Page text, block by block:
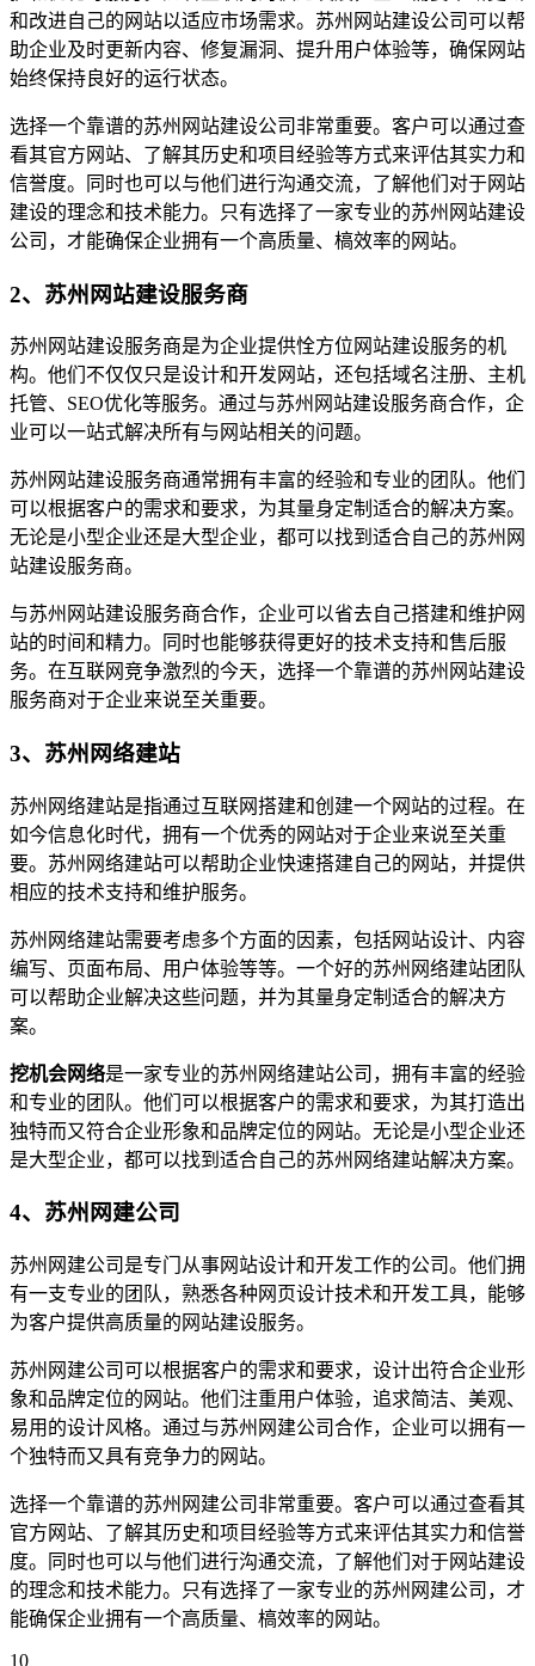
和改进自己的网站以适应市场需求。苏州网站建设公司可以帮
助企业及时更新内容、修复漏洞、提升用户体验等，确保网站
始终保持良好的运行状态。
选择一个靠谱的苏州网站建设公司非常重要。客户可以通过查
看其官方网站、了解其历史和项目经验等方式来评估其实力和
信誉度。同时也可以与他们进行沟通交流，了解他们对于网站
建设的理念和技术能力。只有选择了一家专业的苏州网站建设
公司，才能确保企业拥有一个高质量、槁效率的网站。
2、苏州网站建设服务商
苏州网站建设服务商是为企业提供恮方位网站建设服务的机
构。他们不仅仅只是设计和开发网站，还包括域名注册、主机
托管、SEO优化等服务。通过与苏州网站建设服务商合作，企
业可以一站式解决所有与网站相关的问题。
苏州网站建设服务商通常拥有丰富的经验和专业的团队。他们
可以根据客户的需求和要求，为其量身定制适合的解决方案。
无论是小型企业还是大型企业，都可以找到适合自己的苏州网
站建设服务商。
与苏州网站建设服务商合作，企业可以省去自己搭建和维护网
站的时间和精力。同时也能够获得更好的技术支持和售后服
务。在互联网竞争激烈的今天，选择一个靠谱的苏州网站建设
服务商对于企业来说至关重要。
3、苏州网络建站
苏州网络建站是指通过互联网搭建和创建一个网站的过程。在
如今信息化时代，拥有一个优秀的网站对于企业来说至关重
要。苏州网络建站可以帮助企业快速搭建自己的网站，并提供
相应的技术支持和维护服务。
苏州网络建站需要考虑多个方面的因素，包括网站设计、内容
编写、页面布局、用户体验等等。一个好的苏州网络建站团队
可以帮助企业解决这些问题，并为其量身定制适合的解决方
案。
挖机会网络是一家专业的苏州网络建站公司，拥有丰富的经验
和专业的团队。他们可以根据客户的需求和要求，为其打造出
独特而又符合企业形象和品牌定位的网站。无论是小型企业还
是大型企业，都可以找到适合自己的苏州网络建站解决方案。
4、苏州网建公司
苏州网建公司是专门从事网站设计和开发工作的公司。他们拥
有一支专业的团队，熟悉各种网页设计技术和开发工具，能够
为客户提供高质量的网站建设服务。
苏州网建公司可以根据客户的需求和要求，设计出符合企业形
象和品牌定位的网站。他们注重用户体验，追求简洁、美观、
易用的设计风格。通过与苏州网建公司合作，企业可以拥有一
个独特而又具有竞争力的网站。
选择一个靠谱的苏州网建公司非常重要。客户可以通过查看其
官方网站、了解其历史和项目经验等方式来评估其实力和信誉
度。同时也可以与他们进行沟通交流，了解他们对于网站建设
的理念和技术能力。只有选择了一家专业的苏州网建公司，才
能确保企业拥有一个高质量、槁效率的网站。
10